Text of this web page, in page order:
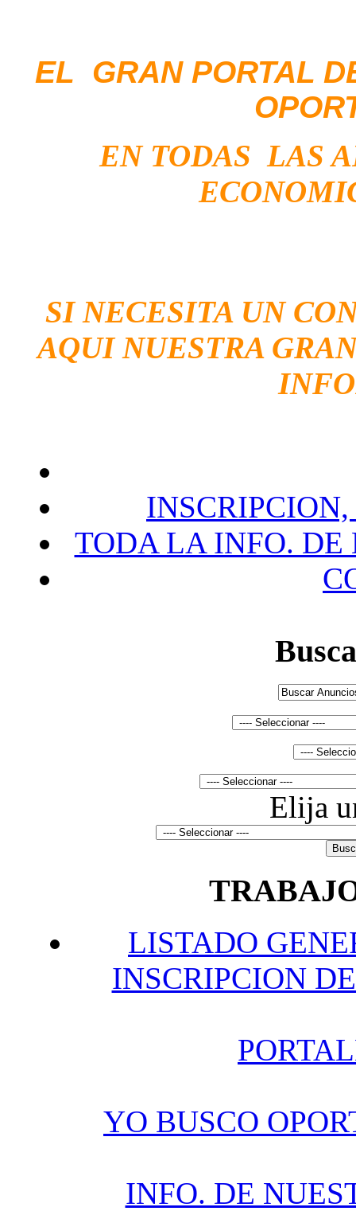
EL GRAN PORTAL
EN TODAS LAS
SI NECESITA UN
AQUI NUESTRA
TODA LA INFO. DE
Elija
LISTADO
INSCRIPCION
P
YO BUSCO
INFO. DE